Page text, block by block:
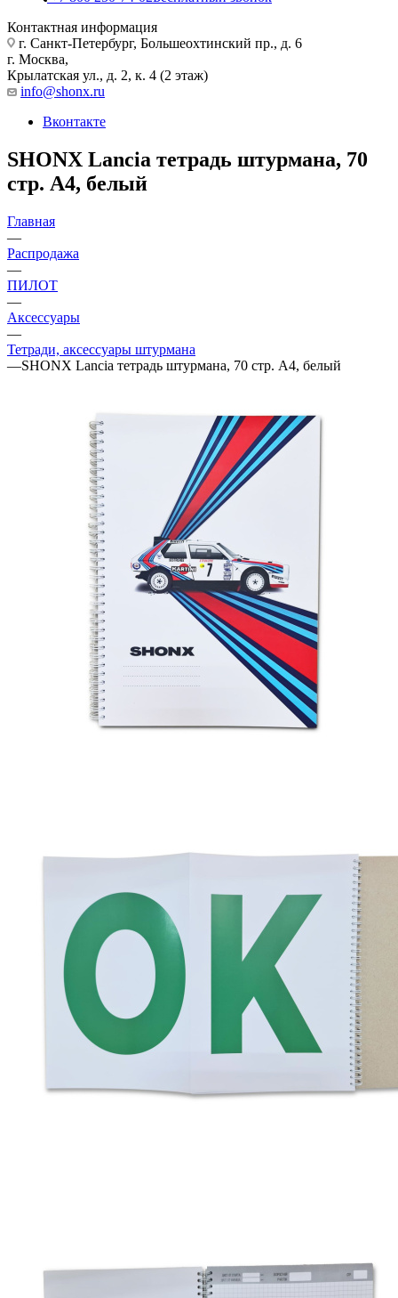
Контактная информация
г. Санкт-Петербург, Большеохтинский пр., д. 6
г. Москва,
Крылатская ул., д. 2, к. 4 (2 этаж)
info@shonx.ru
Вконтакте
SHONX Lancia тетрадь штурмана, 70
стр. А4, белый
Главная
—
Распродажа
—
ПИЛОТ
—
Аксессуары
—
Тетради, аксессуары штурмана
—SHONX Lancia тетрадь штурмана, 70 стр. А4, белый